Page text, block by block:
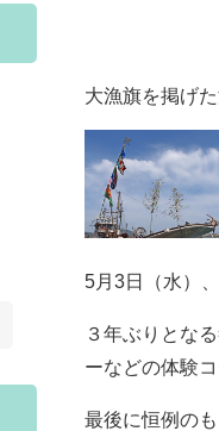
大漁旗を掲げ
5月3日（水）
３年ぶりとな
ーなどの体験
最後に恒例の